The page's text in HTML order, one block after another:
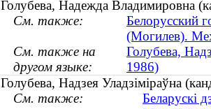
Голубева, Надежда Владимировна
См. также:
Белорусский
(Могилев).
См. также на
другом языке:
Голубева,
1986)
Голубева, Надзея Уладзіміраўна
См. также:
Беларускі